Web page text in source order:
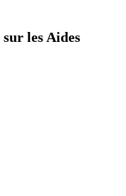
sur les Aides